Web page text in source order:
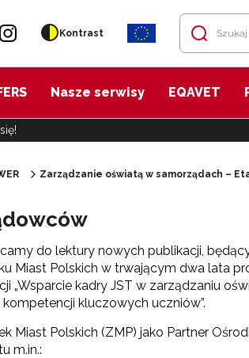
Kontrast
Nasze serwisy EQAVET
Zarządzanie oświatą w samorządach –
do lektury nowych publikacji,
Miast Polskich w trwającym dwa lata
„Wsparcie kadry JST w zarządzaniu
kompetencji kluczowych uczniów”.
Miast Polskich (ZMP) jako Partner
m.in.: